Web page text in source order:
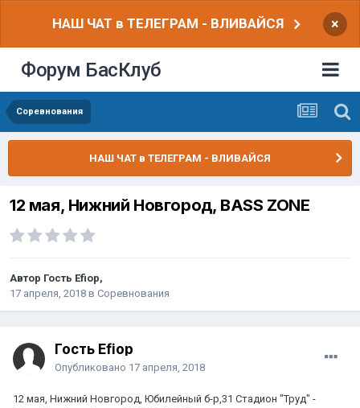
НАШ ЧАТ в ТЕЛЕГРАМ - ВЛИВАЙСЯ ×
Форум БасКлуб
Соревнования
НАШ ЧАТ в ТЕЛЕГРАМ - ВЛИВАЙСЯ
12 мая, Нижний Новгород, BASS ZONE
Автор Гость Efiop,
17 апреля, 2018 в Соревнования
Гость Efiop
Опубликовано 17 апреля, 2018
12 мая, Нижний Новгород, Юбилейный б-р,31 Стадион "Труд" -